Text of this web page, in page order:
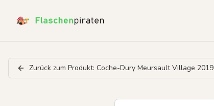
Zurück zum Produkt: Coche-Dury Meursault Village 2019